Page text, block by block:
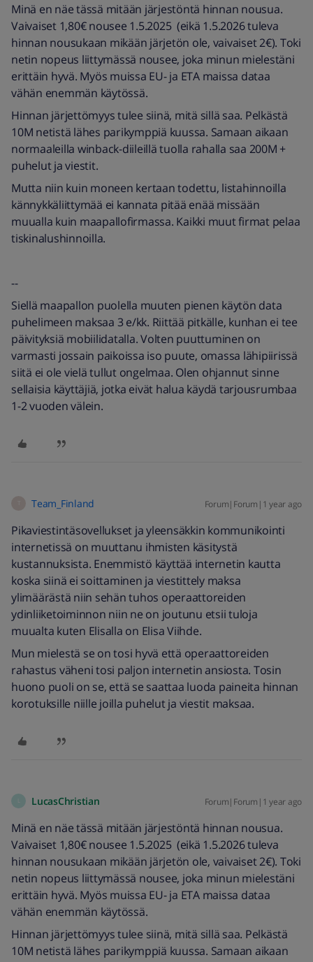
Minä en näe tässä mitään järjestöntä hinnan nousua.
Vaivaiset 1,80€ nousee 1.5.2025 (eikä 1.5.2026 tuleva
hinnan nousukaan mikään järjetön ole, vaivaiset 2€). Toki
netin nopeus liittymässä nousee, joka minun mielestäni
erittäin hyvä. Myös muissa EU- ja ETA maissa dataa
vähän enemmän käytössä.
Hinnan järjettömyys tulee siinä, mitä sillä saa. Pelkästä
10M netistä lähes parikymppiä kuussa. Samaan aikaan
normaaleilla winback-diileillä tuolla rahalla saa 200M +
puhelut ja viestit.
Mutta niin kuin moneen kertaan todettu, listahinnoilla
kännykkäliittymää ei kannata pitää enää missään
muualla kuin maapallofirmassa. Kaikki muut firmat pelaa
tiskinalushinnoilla.
--
Siellä maapallon puolella muuten pienen käytön data
puhelimeen maksaa 3 e/kk. Riittää pitkälle, kunhan ei tee
päivityksiä mobiilidatalla. Volten puuttuminen on
varmasti jossain paikoissa iso puute, omassa lähipiirissä
siitä ei ole vielä tullut ongelmaa. Olen ohjannut sinne
sellaisia käyttäjiä, jotka eivät halua käydä tarjousrumbaa
1-2 vuoden välein.
Team_Finland Forum|Forum|1 year ago
Pikaviestintäsovellukset ja yleensäkkin kommunikointi
internetissä on muuttanu ihmisten käsitystä
kustannuksista. Enemmistö käyttää internetin kautta
koska siinä ei soittaminen ja viestittely maksa
ylimäärästä niin sehän tuhos operaattoreiden
ydinliiketoiminnon niin ne on joutunu etsii tuloja
muualta kuten Elisalla on Elisa Viihde.
Mun mielestä se on tosi hyvä että operaattoreiden
rahastus väheni tosi paljon internetin ansiosta. Tosin
huono puoli on se, että se saattaa luoda paineita hinnan
korotuksille niille joilla puhelut ja viestit maksaa.
L LucasChristian Forum|Forum|1 year ago
Minä en näe tässä mitään järjestöntä hinnan nousua.
Vaivaiset 1,80€ nousee 1.5.2025 (eikä 1.5.2026 tuleva
hinnan nousukaan mikään järjetön ole, vaivaiset 2€). Toki
netin nopeus liittymässä nousee, joka minun mielestäni
erittäin hyvä. Myös muissa EU- ja ETA maissa dataa
vähän enemmän käytössä.
Hinnan järjettömyys tulee siinä, mitä sillä saa. Pelkästä
10M netistä lähes parikymppiä kuussa. Samaan aikaan